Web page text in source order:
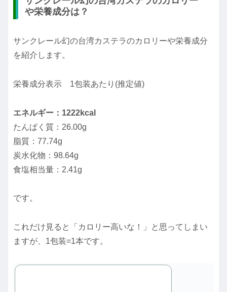
や栄養成分は？
サンクレール幻の台湾カステラのカロリーや栄養成分
を紹介します。
栄養成分表示 1包装あたり(推定値)
エネルギー：1222kcal
たんぱく質：26.00g
脂質：77.74g
炭水化物：98.64g
食塩相当量：2.41g
です。
これだけ見ると「カロリー高いな！」と思ってしまい
ますが、1包装=1本です。